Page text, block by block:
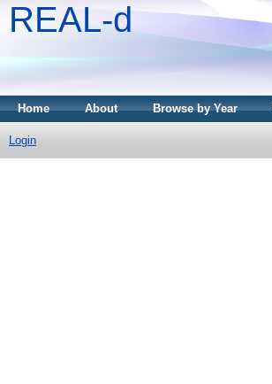
REAL-d
Home About Browse by Year
Login